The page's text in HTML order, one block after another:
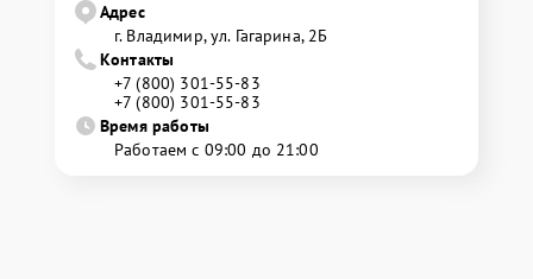
Адрес
г. Владимир, ул. Гагарина, 2Б
Контакты
+7 (800) 301-55-83
+7 (800) 301-55-83
Время работы
Работаем с 09:00 до 21:00